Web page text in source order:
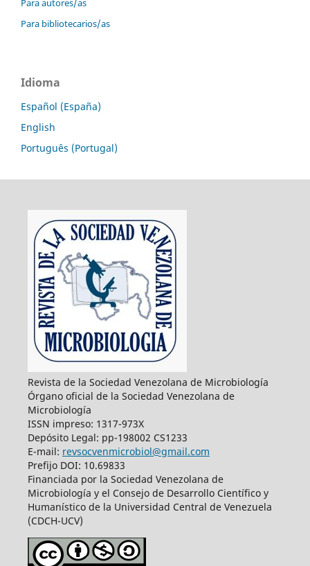
Para autores/as
Para bibliotecarios/as
Idioma
Español (España)
English
Português (Portugal)
Revista de la Sociedad Venezolana de Microbiología
Órgano oficial de la Sociedad Venezolana de
Microbiología
ISSN impreso: 1317-973X
Depósito Legal: pp-198002 CS1233
E-mail: revsocvenmicrobiol@gmail.com
Prefijo DOI: 10.69833
Financiada por la Sociedad Venezolana de
Microbiología y el Consejo de Desarrollo Científico y
Humanístico de la Universidad Central de Venezuela
(CDCH-UCV)